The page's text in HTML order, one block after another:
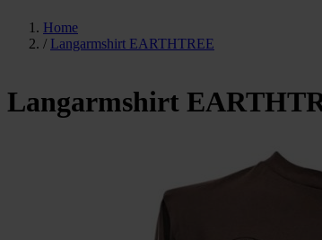
Home
/ Langarmshirt EARTHTREE
Langarmshirt